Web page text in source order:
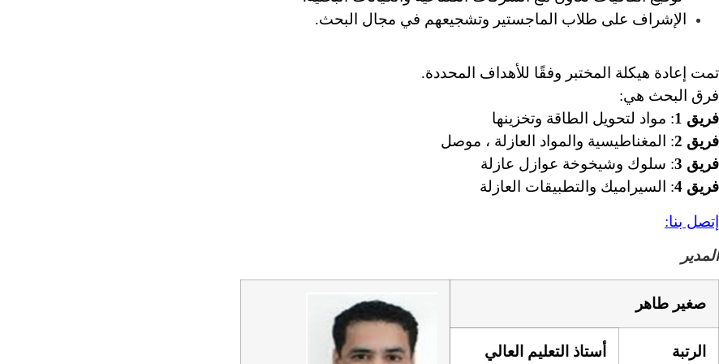
الإشراف على طلاب الماجستير وتشجيعهم في مجال البحث.
تمت إعادة هيكلة المختبر وفقًا للأهداف المحددة.
فرق البحث هي:
فريق 1
: مواد لتحويل الطاقة وتخزينها
فريق 2
: المغناطيسية والمواد العازلة ، موصل
فريق 3
: سلوك وشيخوخة عوازل عازلة
فريق 4
: السيراميك والتطبيقات العازلة
إتصل بنا:
المدير
صغير طاهر
الرتبة أستاذ التعليم العالي